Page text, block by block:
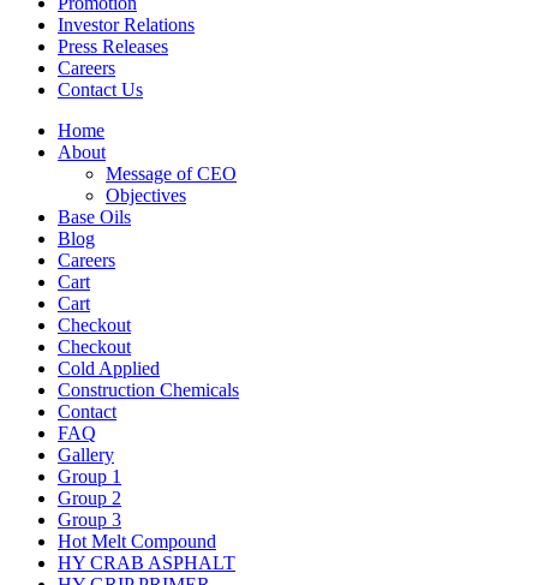
Investor Relations
Press Releases
Careers
Contact Us
Home
About
Message of CEO
Objectives
Base Oils
Blog
Careers
Cart
Cart
Checkout
Checkout
Cold Applied
Construction Chemicals
Contact
FAQ
Gallery
Group 1
Group 2
Group 3
Hot Melt Compound
HY CRAB ASPHALT